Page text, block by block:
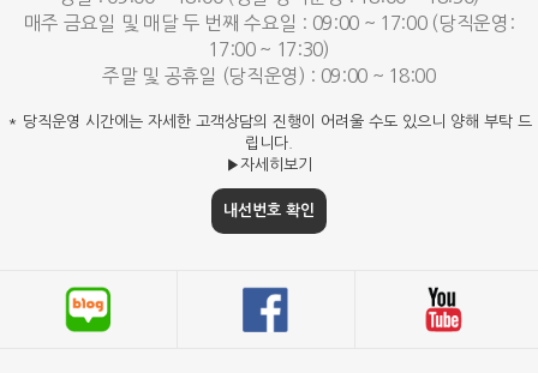
매주 금요일 및 매달 두 번째 수요일 : 09:00 ~ 17:00 (당직운영:
17:00 ~ 17:30)
주말 및 공휴일 (당직운영) : 09:00 ~ 18:00
* 당직운영 시간에는 자세한 고객상담의 진행이 어려울 수도 있으니 양해 부탁 드
립니다.
▶자세히보기
내선번호 확인